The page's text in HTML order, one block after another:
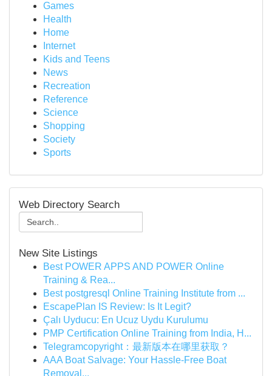
Games
Health
Home
Internet
Kids and Teens
News
Recreation
Reference
Science
Shopping
Society
Sports
Web Directory Search
New Site Listings
Best POWER APPS AND POWER Online
Training & Rea...
Best postgresql Online Training Institute from ...
EscapePlan IS Review: Is It Legit?
Çalı Uyducu: En Ucuz Uydu Kurulumu
PMP Certification Online Training from India, H...
Telegramcopyright：最新版本在哪里获取？
AAA Boat Salvage: Your Hassle-Free Boat
Removal...